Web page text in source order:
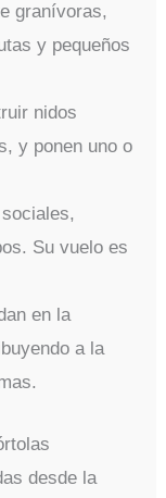
granívoras,
y pequeños
nidos
y ponen uno o
Su vuelo es
en la
a la
desde la